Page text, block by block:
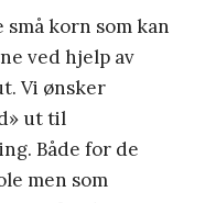
korn som kan
ved hjelp av
Vi ønsker
ut til
Både for de
men som